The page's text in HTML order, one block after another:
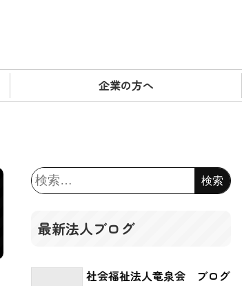
企業の方へ
検
索:
最新法人ブログ
社会福祉法人竜泉会 ブログ